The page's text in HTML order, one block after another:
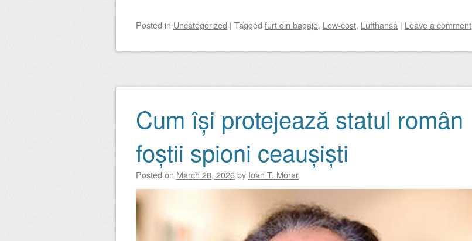
Posted in Uncategorized | Tagged furt din bagaje, Low-cost, Lufthansa | Leave a comment
Cum își protejează statul român
foștii spioni ceaușiști
Posted on March 28, 2026by Ioan T. Morar